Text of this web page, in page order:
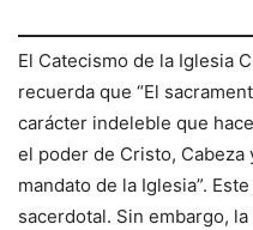
El Catecismo de la Iglesia
recuerda que “El
carácter indeleble que
el poder de Cristo, Cabeza
mandato de la Iglesia”.
sacerdotal. Sin embargo,